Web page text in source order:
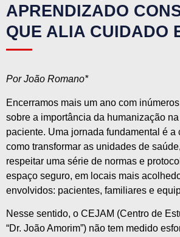
APRENDIZADO
QUE ALIA CUIDADO
Por João Romano*
Encerramos mais um ano com
sobre a importância da humanização
paciente. Uma jornada fundamental é a
como transformar as unidades de
respeitar uma série de normas e
espaço seguro, em locais mais
envolvidos: pacientes, familiares e
Nesse sentido, o CEJAM (Centro de
“Dr. João Amorim”) não tem medido